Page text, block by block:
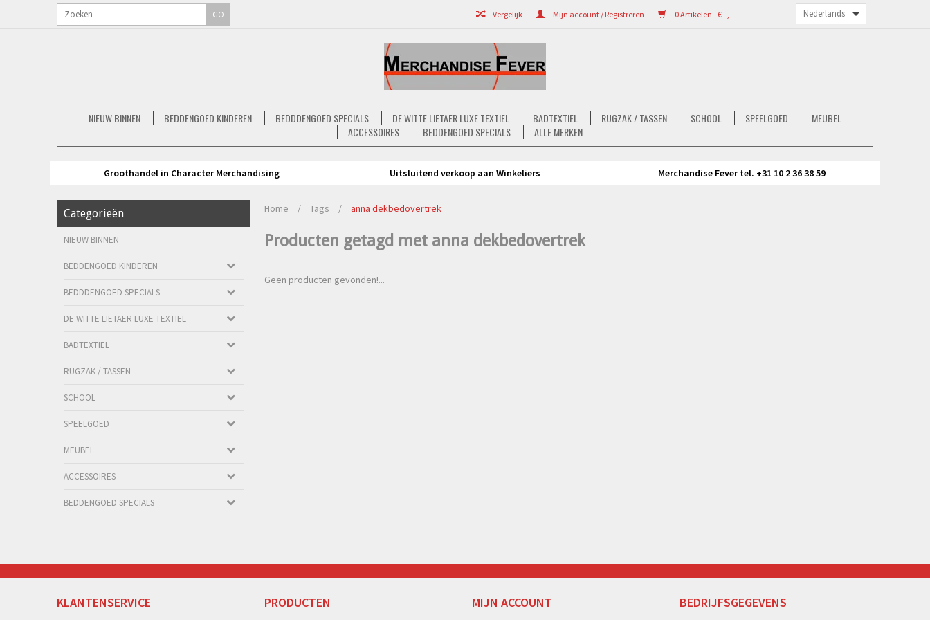
0 Artikelen - €--,--
Mijn account / Registreren
Vergelijk
GO
NIEUW BINNEN BEDDENGOED KINDEREN BEDDDENGOED SPECIALS DE WITTE LIETAER LUXE TEXTIEL BADTEXTIEL RUGZAK / TASSEN SCHOOL SPEELGOED
MEUBEL
ACCESSOIRES
BEDDENGOED SPECIALS ALLE MERKEN
Groothandel in Character Merchandising Uitsluitend verkoop aan Winkeliers Merchandise Fever tel. +31 10 2 36 38 59
Categorieën
NIEUW BINNEN
BEDDENGOED KINDEREN
BEDDDENGOED SPECIALS
DE WITTE LIETAER LUXE TEXTIEL
BADTEXTIEL
RUGZAK / TASSEN
SCHOOL
SPEELGOED
MEUBEL
ACCESSOIRES
BEDDENGOED SPECIALS
Home / Tags / anna dekbedovertrek
Producten getagd met anna dekbedovertrek
Geen producten gevonden!...
KLANTENSERVICE PRODUCTEN MIJN ACCOUNT BEDRIJFSGEGEVENS